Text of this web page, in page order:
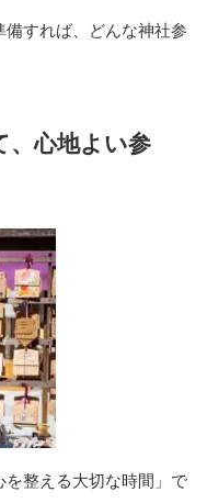
すれば、どんな神社参
、心地よい参
整える大切な時間」で